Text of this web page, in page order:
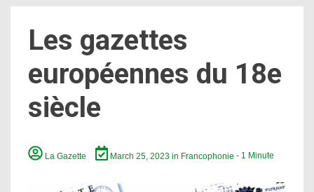
Les gazettes
européennes du 18e
siècle
La Gazette March 25, 2023in Francophonie - 1 Minute